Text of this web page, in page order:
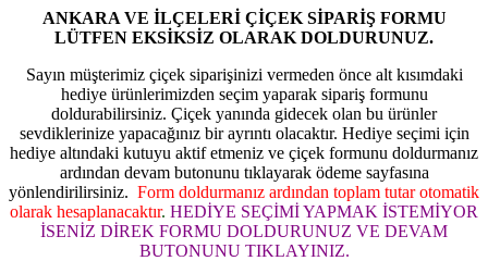
ANKARA VE İLÇELERİ ÇİÇEK SİPARİŞ FORMU
LÜTFEN EKSİKSİZ OLARAK DOLDURUNUZ.
Sayın müşterimiz çiçek siparişinizi vermeden önce alt kısımdaki
hediye ürünlerimizden seçim yaparak sipariş formunu
doldurabilirsiniz. Çiçek yanında gidecek olan bu ürünler
sevdiklerinize yapacağınız bir ayrıntı olacaktır. Hediye seçimi için
hediye altındaki kutuyu aktif etmeniz ve çiçek formunu doldurmanız
ardından devam butonunu tıklayarak ödeme sayfasına
yönlendirilirsiniz. Form doldurmanız ardından toplam tutar otomatik
olarak hesaplanacaktır. HEDİYE SEÇİMİ YAPMAK İSTEMİYOR
İSENİZ DİREK FORMU DOLDURUNUZ VE DEVAM
BUTONUNU TIKLAYINIZ.